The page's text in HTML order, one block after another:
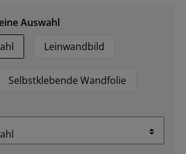
Auswahl
Leinwandbild
Selbstklebende Wandfolie